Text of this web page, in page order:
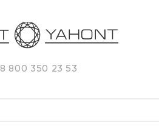
8 800 350 23 53